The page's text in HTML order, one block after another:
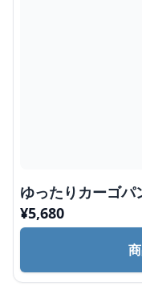
ゆったりカーゴパ
¥5,680